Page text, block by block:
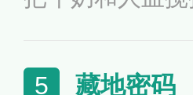
考。
四起强奸杀人
5 藏地密码